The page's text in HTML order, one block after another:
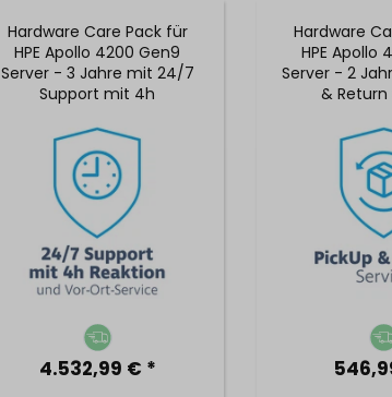
Hardware Care Pack für
HPE Apollo 4200 Gen9
Server - 3 Jahre mit 24/7
Support mit 4h
Service
4.532,99 € *
Hardware
HPE Apollo
Server - 2
& Return